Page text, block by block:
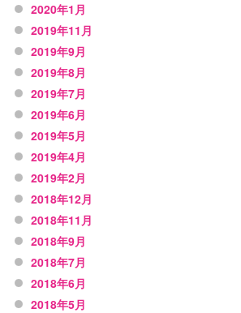
2020年1月
2019年11月
2019年9月
2019年8月
2019年7月
2019年6月
2019年5月
2019年4月
2019年2月
2018年12月
2018年11月
2018年9月
2018年7月
2018年6月
2018年5月